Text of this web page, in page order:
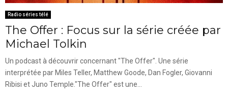
Radio séries télé
The Offer : Focus sur la série créée par
Michael Tolkin
Un podcast à découvrir concernant "The Offer". Une série
interprétée par Miles Teller, Matthew Goode, Dan Fogler, Giovanni
Ribisi et Juno Temple."The Offer" est une...